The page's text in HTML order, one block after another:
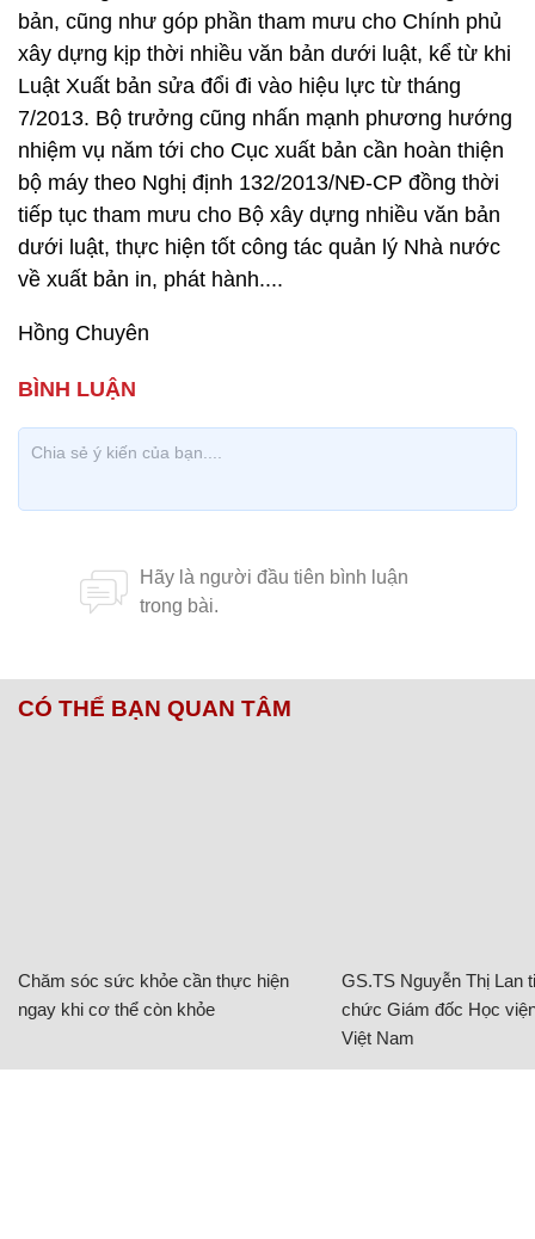
bản, cũng như góp phần tham mưu cho Chính phủ
xây dựng kịp thời nhiều văn bản dưới luật, kể từ khi
Luật Xuất bản sửa đổi đi vào hiệu lực từ tháng
7/2013. Bộ trưởng cũng nhấn mạnh phương hướng
nhiệm vụ năm tới cho Cục xuất bản cần hoàn thiện
bộ máy theo Nghị định 132/2013/NĐ-CP đồng thời
tiếp tục tham mưu cho Bộ xây dựng nhiều văn bản
dưới luật, thực hiện tốt công tác quản lý Nhà nước
về xuất bản in, phát hành....
Hồng Chuyên
CÓ THỂ BẠN QUAN TÂM
Chăm sóc sức khỏe cần thực hiện
ngay khi cơ thể còn khỏe
GS.TS Nguyễn Thị Lan
chức Giám đốc Học
Việt Nam